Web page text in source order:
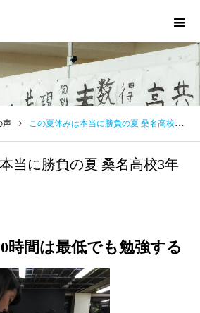
声 この夏休みは本当に勝負の夏 桑名高校3年Oくん
当に勝負の夏 桑名高校3年
時間は最低でも勉強する